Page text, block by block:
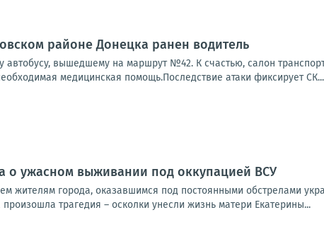
районе Донецка ранен водитель
вышедшему на маршрут №42. К счастью, салон
медицинская помощь.Последствие атаки фиксирует СК...
о ужасном выживании под оккупацией ВСУ
жителям города, оказавшимся под постоянными обстрелами
трагедия – осколки унесли жизнь матери Екатерины...